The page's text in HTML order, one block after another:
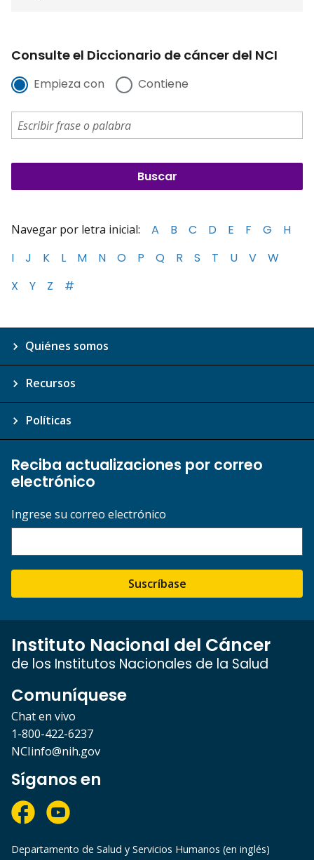
Consulte el Diccionario de cáncer del NCI
Empieza con Contiene
Navegar por letra inicial: A B C D E F G
H
I
J K L M N O P Q R S T U V
W
X
Y Z #
Quiénes somos
Recursos
Políticas
Reciba actualizaciones por correo
electrónico
Ingrese su correo electrónico
Suscríbase
Instituto Nacional del Cáncer
de los Institutos Nacionales de la Salud
Comuníquese
Chat en vivo
1-800-422-6237
NCIinfo@nih.gov
Síganos en
Departamento de Salud y Servicios Humanos (en inglés)